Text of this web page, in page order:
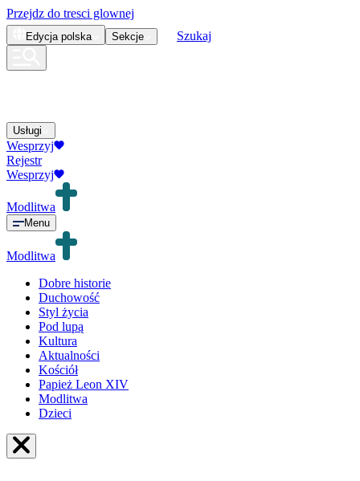
Przejdz do tresci glownej
Edycja polska Sekcje Szukaj
Usługi
Wesprzyj
Rejestr
Wesprzyj
Modlitwa
Menu
Modlitwa
Dobre historie
Duchowość
Styl życia
Pod lupą
Kultura
Aktualności
Kościół
Papież Leon XIV
Modlitwa
Dzieci